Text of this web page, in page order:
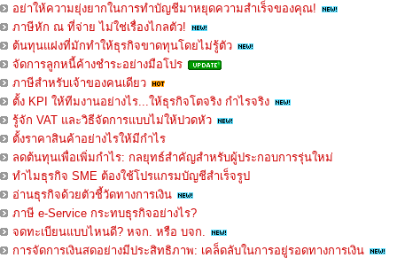
อย่าให้ความยุ่งยากในการทำบัญชีมาหยุดความสำเร็จของคุณ!
ภาษีหัก ณ ที่จ่าย ไม่ใช่เรื่องไกลตัว!
ต้นทุนแฝงที่มักทำให้ธุรกิจขาดทุนโดยไม่รู้ตัว
จัดการลูกหนี้ค้างชำระอย่างมือโปร
ภาษีสำหรับเจ้าของคนเดียว
ตั้ง KPI ให้ทีมงานอย่างไร...ให้ธุรกิจโตจริง กำไรจริง
รู้จัก VAT และวิธีจัดการแบบไม่ให้ปวดหัว
ตั้งราคาสินค้าอย่างไรให้มีกำไร
ลดต้นทุนเพื่อเพิ่มกำไร: กลยุทธ์สำคัญสำหรับผู้ประกอบการรุ่นใหม่
ทำไมธุรกิจ SME ต้องใช้โปรแกรมบัญชีสำเร็จรูป
อ่านธุรกิจด้วยตัวชี้วัดทางการเงิน
ภาษี e-Service กระทบธุรกิจอย่างไร?
จดทะเบียนแบบไหนดี? หจก. หรือ บจก.
การจัดการเงินสดอย่างมีประสิทธิภาพ: เคล็ดลับในการอยู่รอดทางการเงิน